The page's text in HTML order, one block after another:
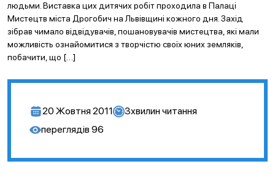
людьми. Виставка цих дитячих робіт проходила в Палаці
Мистецтв міста Дрогобич на Львівщині кожного дня. Захід
зібрав чимало відвідувачів, пошановувачів мистецтва, які мали
можливість ознайомитися з творчістю своїх юних земляків,
побачити, що […]
20 Жовтня 2011 3хвилин читання
переглядів 96